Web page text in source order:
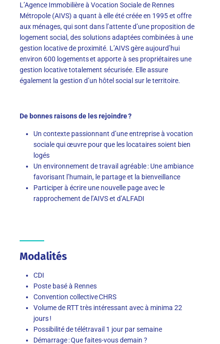
L’Agence Immobilière à Vocation Sociale de Rennes
Métropole (AIVS) a quant à elle été créée en 1995 et offre
aux ménages, qui sont dans l’attente d’une proposition de
logement social, des solutions adaptées combinées à une
gestion locative de proximité. L’AIVS gère aujourd’hui
environ 600 logements et apporte à ses propriétaires une
gestion locative totalement sécurisée. Elle assure
également la gestion d’un hôtel social sur le territoire.
De bonnes raisons de les rejoindre ?
Un contexte passionnant d’une entreprise à vocation
sociale qui œuvre pour que les locataires soient bien
logés
Un environnement de travail agréable : Une ambiance
favorisant l’humain, le partage et la bienveillance
Participer à écrire une nouvelle page avec le
rapprochement de l’AIVS et d’ALFADI
Modalités
CDI
Poste basé à Rennes
Convention collective CHRS
Volume de RTT très intéressant avec à minima 22
jours !
Possibilité de télétravail 1 jour par semaine
Démarrage : Que faites-vous demain ?